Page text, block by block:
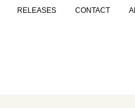
RELEASES CONTACT